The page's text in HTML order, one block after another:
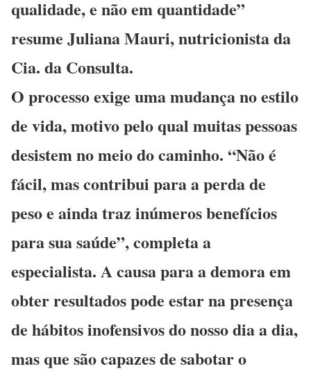
qualidade, e não em quantidade”
resume Juliana Mauri, nutricionista da
Cia. da Consulta.
O processo exige uma mudança no estilo
de vida, motivo pelo qual muitas pessoas
desistem no meio do caminho. “Não é
fácil, mas contribui para a perda de
peso e ainda traz inúmeros benefícios
para sua saúde”, completa a
especialista. A causa para a demora em
obter resultados pode estar na presença
de hábitos inofensivos do nosso dia a dia,
mas que são capazes de sabotar o